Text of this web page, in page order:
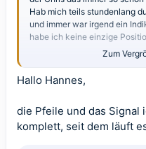
Hab mich teils stundenlang
und immer war irgend ein
habe ich keine einzige
Habt ihr auch schon mal das
nachläuft ??
Hab teils perfekte
hat in eine andere Richtung
(trendkanal, Signals,RSI,
Zum
Hallo Hannes,
die Pfeile und das
komplett, seit dem läuft